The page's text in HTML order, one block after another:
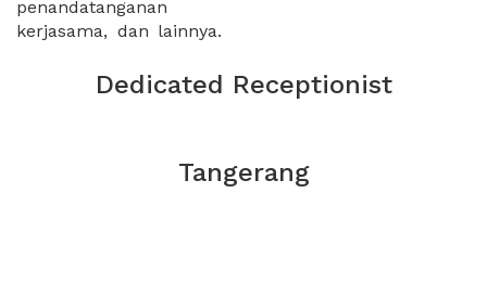
penandatanganan
kerjasama, dan lainnya.
Dedicated Receptionist
Tangerang